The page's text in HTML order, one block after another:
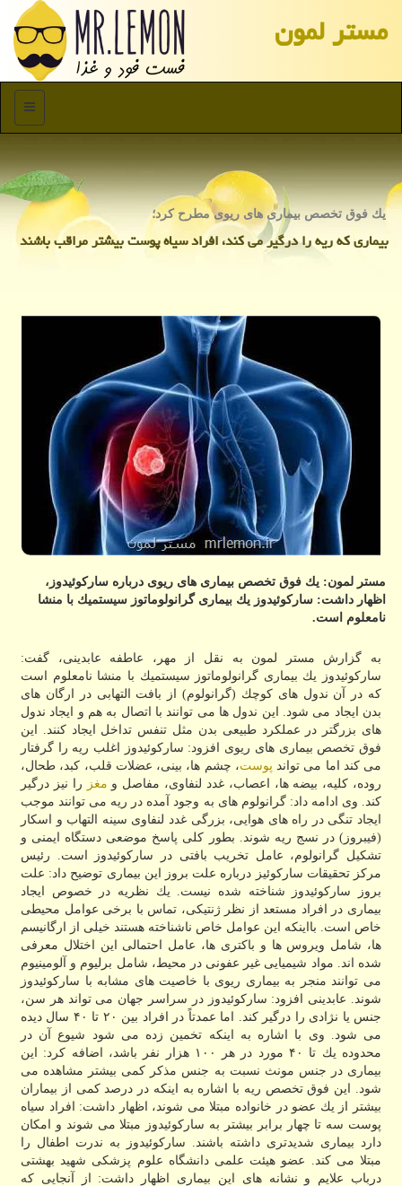
مستر لمون
منو
یك فوق تخصص بیماری های ریوی مطرح كرد؛
بیماری كه ریه را درگیر می كند، افراد سیاه پوست بیشتر مراقب باشند
مستر لمون: یك فوق تخصص بیماری های ریوی درباره ساركوئیدوز،
اظهار داشت: ساركوئیدوز یك بیماری گرانولوماتوز سیستمیك با منشا
نامعلوم است.
به گزارش مستر لمون به نقل از مهر، عاطفه عابدینی، گفت:
ساركوئیدوز یك بیماری گرانولوماتوز سیستمیك با منشا نامعلوم است
كه در آن ندول های كوچك (گرانولوم) از بافت التهابی در ارگان های
بدن ایجاد می شود. این ندول ها می توانند با اتصال به هم و ایجاد ندول
های بزرگتر در عملكرد طبیعی بدن مثل تنفس تداخل ایجاد كنند. این
فوق تخصص بیماری های ریوی افزود: ساركوئیدوز اغلب ریه را گرفتار
می كند اما می تواند پوست، چشم ها، بینی، عضلات قلب، كبد، طحال،
روده، كلیه، بیضه ها، اعصاب، غدد لنفاوی، مفاصل و مغز
را نیز درگیر
كند. وی ادامه داد: گرانولوم های به وجود آمده در ریه می توانند موجب
ایجاد تنگی در راه های هوایی، بزرگی غدد لنفاوی سینه التهاب و اسكار
(فیبروز) در نسج ریه شوند. بطور كلی پاسخ موضعی دستگاه ایمنی و
تشكیل گرانولوم، عامل تخریب بافتی در ساركوئیدوز است. رئیس
مركز تحقیقات ساركوئیز درباره علت بروز این بیماری توضیح داد: علت
بروز ساركوئیدوز شناخته شده نیست. یك نظریه در خصوص ایجاد
بیماری در افراد مستعد از نظر ژنتیكی، تماس با برخی عوامل محیطی
خاص است. بااینكه این عوامل خاص ناشناخته هستند خیلی از ارگانیسم
ها، شامل ویروس ها و باكتری ها، عامل احتمالی این اختلال معرفی
شده اند. مواد شیمیایی غیر عفونی در محیط، شامل برلیوم و آلومینیوم
می توانند منجر به بیماری ریوی با خاصیت های مشابه با ساركوئیدوز
شوند. عابدینی افزود: ساركوئیدوز در سراسر جهان می تواند هر سن،
جنس یا نژادی را درگیر كند. اما عمدتاً در افراد بین ۲۰ تا ۴۰ سال دیده
می شود. وی با اشاره به اینكه تخمین زده می شود شیوع آن در
محدوده یك تا ۴۰ مورد در هر ۱۰۰ هزار نفر باشد، اضافه كرد: این
بیماری در جنس مونث نسبت به جنس مذكر كمی بیشتر مشاهده می
شود. این فوق تخصص ریه با اشاره به اینكه در درصد كمی از بیماران
بیشتر از یك عضو در خانواده مبتلا می شوند، اظهار داشت: افراد سیاه
پوست سه تا چهار برابر بیشتر به ساركوئیدوز مبتلا می شوند و امكان
دارد بیماری شدیدتری داشته باشند. ساركوئیدوز به ندرت اطفال را
مبتلا می كند. عضو هیئت علمی دانشگاه علوم پزشكی شهید بهشتی
درباب علایم و نشانه های این بیماری اظهار داشت: از آنجایی كه